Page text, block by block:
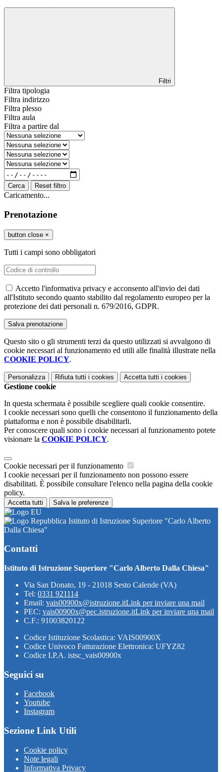
Filtri
Filtra tipologia
Filtra indirizzo
Filtra plesso
Filtra aula
Filtra a partire dal
Cerca Reset filtro
Caricamento...
Prenotazione
button close ×
Tutti i campi sono obbligatori
Accetto l'informativa privacy e acconsento all'invio dei dati
all'Istituto secondo quanto stabilito dal regolamento europeo per la
protezione dei dati personali n. 679/2016, GDPR.
Questo sito o gli strumenti terzi da questo utilizzati si avvalgono di
cookie necessari al funzionamento ed utili alle finalità illustrate nella
COOKIE POLICY.
Personalizza Rifiuta tutti i cookies Accetta tutti i cookies
Gestione cookie
In questa schermata è possibile scegliere quali cookie consentire.
I cookie necessari sono quelli che consentono il funzionamento della
piattaforma e non è possibile disabilitarli.
Per conoscere quali sono i cookie necessari al funzionamento potete
visionare la COOKIE POLICY.
Cookie necessari per il funzionamento
I cookie necessari per il funzionamento non possono essere
disabilitati. È possibile consultare l'elenco nella pagina della cookie
policy.
Accetta tutti Salva le preferenze
Istituto di Istruzione Superiore "Carlo Alberto
Dalla Chiesa"
Contatti
Istituto di Istruzione Superiore "Carlo Alberto Dalla Chiesa"
Via San Donato, 19 - 21018 Sesto Calende (VA)
Tel: 0331 921114
Email: vais00900x@istruzione.itLink per inviare una mail
PEC: vais00900x@pec.istruzione.itLink per inviare una mail
C.F.: 91003820122
Codice Istituzione Scolastica: VAIS00900X
Codice Univoco Fatturazione Elettronica: UFYZ82
Codice I.P.A. istsc_vais00900x
Seguici su
Facebook
Youtube
Instagram
Sezione Link Utili
Cookie policy
Note legali
Informativa Privacy